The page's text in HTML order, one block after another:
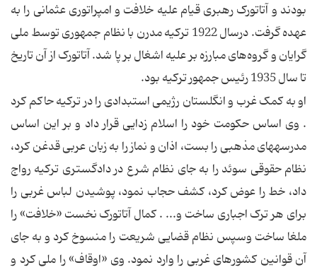
بودند و آتاتورک رهبری قیام علیه خلافت و امپراتوری عثمانی را به
عهده گرفت. درسال 1922 ترکیه مدرن با نظام جمهوری توسط ملی
گرایان و گروه‌های مبارزه بر علیه اشغال بر پا شد. آتاتورک از آن تاریخ
تا سال 1935 رئیس جمهور ترکیه بود.
او به کمک غرب و انگلستان رژیمی استبدادی را در ترکیه حاکم کرد
. وی اساس حکومت خود را اسلام زدایی قرار داد و بر این اساس
مدرسه‏هاى مذهبى را بست، اذان و نماز را به زبان عربى قدغن کرد،
نظام حقوقى سوئد را به جاى نظام شرع در دادگسترى ترکیه رواج
داد، خط را عوض کرد، کشف حجاب نمود، پوشیدن لباس غربى را
براى هر ترک اجبارى ساخت و... . کمال آتاتورک نخست «خلافت‏» را
ملغا ساخت وسپس نظام قضایى شریعت را منسوخ کرد و به جاى
آن قوانین کشورهاى غربى را وارد نمود. وی «اوقاف‏» را ملى کرد و